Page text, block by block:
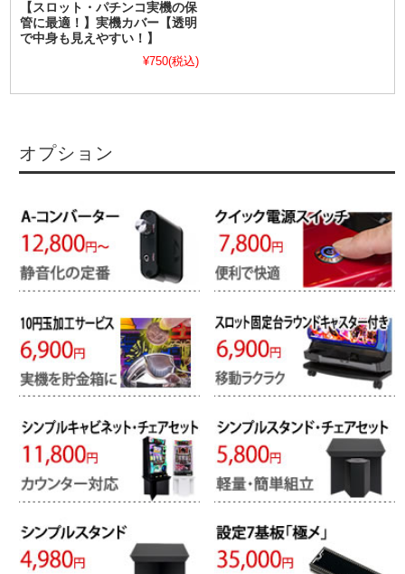
【スロット・パチンコ実機の保
管に最適！】実機カバー【透明
で中身も見えやすい！】
¥750(税込)
オプション